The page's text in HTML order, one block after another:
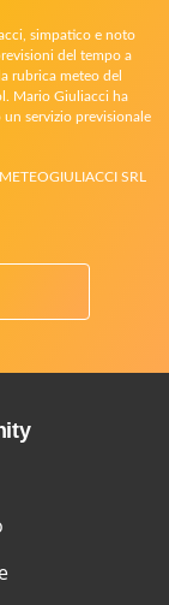
simpatico e noto
del tempo a
rubrica meteo del
Mario Giuliacci ha
servizio previsionale
SRL